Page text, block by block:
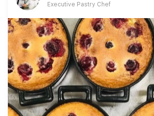
Executive Pastry Chef